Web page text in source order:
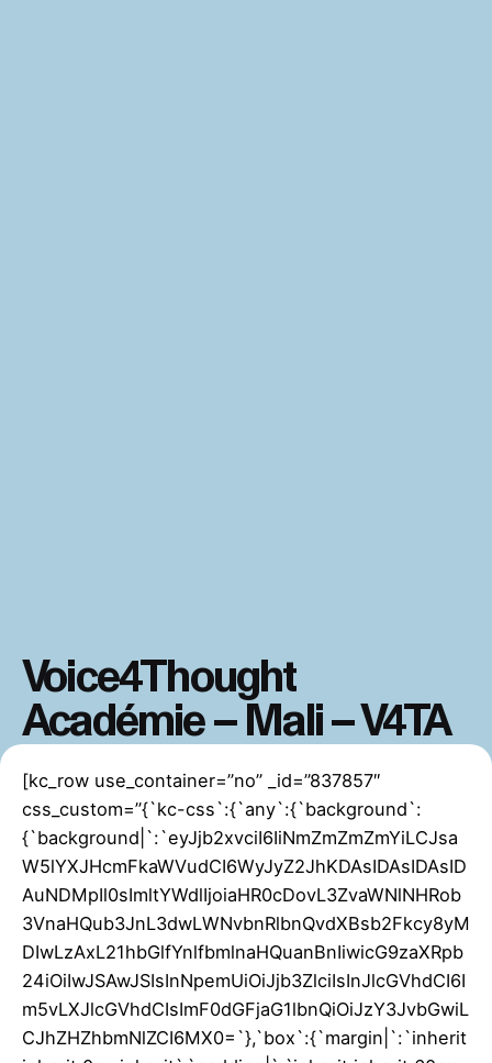
Voice4Thought
Académie – Mali – V4TA
[kc_row use_container=”no” _id=”837857″
css_custom=”{`kc-css`:{`any`:{`background`:
{`background|`:`eyJjb2xvciI6IiNmZmZmZmYiLCJsa
W5lYXJHcmFkaWVudCI6WyJyZ2JhKDAsIDAsIDAsID
AuNDMpIl0sImltYWdlIjoiaHR0cDovL3ZvaWNlNHRob
3VnaHQub3JnL3dwLWNvbnRlbnQvdXBsb2Fkcy8yM
DIwLzAxL21hbGlfYnlfbmlnaHQuanBnIiwicG9zaXRpb
24iOiIwJSAwJSIsInNpemUiOiJjb3ZlciIsInJlcGVhdCI6I
m5vLXJlcGVhdCIsImF0dGFjaG1lbnQiOiJzY3JvbGwiL
CJhZHZhbmNlZCI6MX0=`},`box`:{`margin|`:`inherit